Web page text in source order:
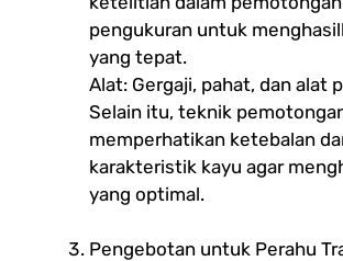
pengukuran untuk
yang tepat.
Alat: Gergaji, pahat, dan alat
Selain itu, teknik
memperhatikan ketebalan
karakteristik kayu agar
yang optimal.
Pengebotan untuk Perahu